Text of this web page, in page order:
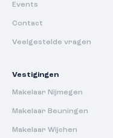
Events
Contact
Veelgestelde vragen
Vestigingen
Makelaar Nijmegen
Makelaar Beuningen
Makelaar Wijchen